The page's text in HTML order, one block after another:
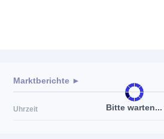
Bitte warten...
Marktberichte ►
Uhrzeit